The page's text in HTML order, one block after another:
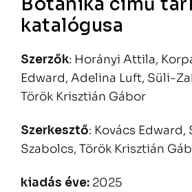
katalógusa
Szerzők: Horányi Attila,
Edward, Adelina Luft, Süli-
Török Krisztián Gábor
Szerkesztő: Kovács Edward,
Szabolcs, Török Krisztián
kiadás éve: 2025